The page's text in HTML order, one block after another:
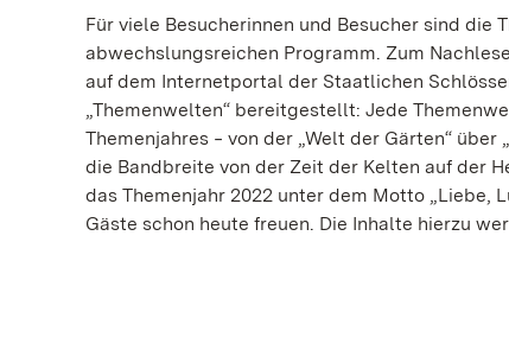
Für viele Besucherinnen und Besucher sind die
abwechslungsreichen Programm. Zum
auf dem Internetportal der Staatlichen
„Themenwelten“ bereitgestellt: Jede
Themenjahres ‒ von der „Welt der Gärten“ über
die Bandbreite von der Zeit der Kelten auf der
das Themenjahr 2022 unter dem Motto „Liebe,
Gäste schon heute freuen. Die Inhalte hierzu